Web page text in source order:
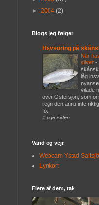
► 2004 (2)
Blogs jeg følger
Havsöring på
När
silver -
låg
vilade
över Östersjön, som
regn den ännu inte
fö...
1 uge siden
Vand og vejr
Webcam Ystad
Lynkort
Flere af dem, tak